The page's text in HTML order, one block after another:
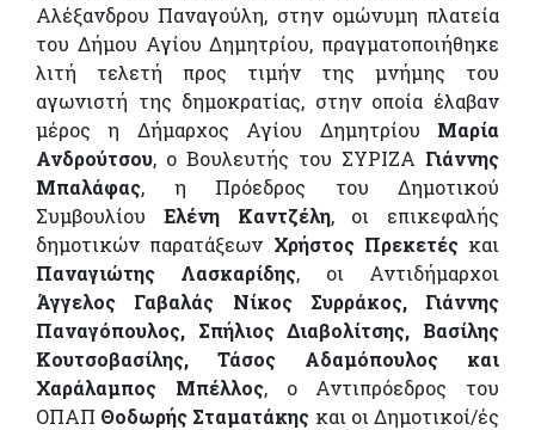
Αλέξανδρου Παναγούλη, στην ομώνυμη πλατεία
του Δήμου Αγίου Δημητρίου, πραγματοποιήθηκε
λιτή τελετή προς τιμήν της μνήμης του
αγωνιστή της δημοκρατίας, στην οποία έλαβαν
μέρος η Δήμαρχος Αγίου Δημητρίου Μαρία
Ανδρούτσου, ο Βουλευτής του ΣΥΡΙΖΑ Γιάννης
Μπαλάφας, η Πρόεδρος του Δημοτικού
Συμβουλίου Ελένη Καντζέλη, οι επικεφαλής
δημοτικών παρατάξεων Χρήστος Πρεκετέςκαι
Παναγιώτης Λασκαρίδης, οι Αντιδήμαρχοι
Άγγελος Γαβαλάς Νίκος Συρράκος, Γιάννης
Παναγόπουλος, Σπήλιος Διαβολίτσης, Βασίλης
Κουτσοβασίλης, Τάσος Αδαμόπουλος και
Χαράλαμπος Μπέλλος, ο Αντιπρόεδρος του
ΟΠΑΠ Θοδωρής Σταματάκης και οι Δημοτικοί/ές